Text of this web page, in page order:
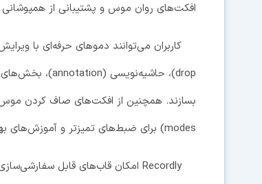
افکت‌های روان موس و پشتیبانی از همپوشانی
modes) برای ضبط‌های تمیزتر و آموزش‌های بهتر پشتیبانی می‌کند.